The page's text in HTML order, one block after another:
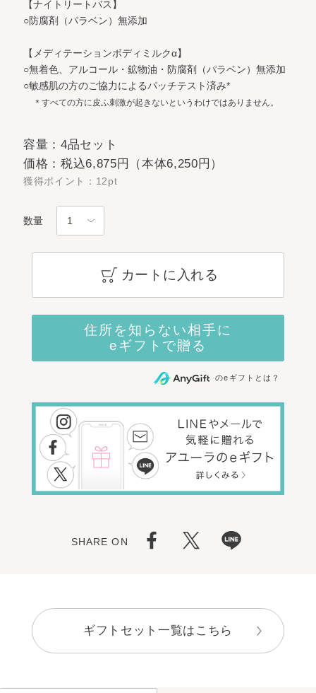
【ナイトリートバス】
○防腐剤（パラベン）無添加
【メディテーションボディミルクα】
○無着色、アルコール・鉱物油・防腐剤（パラベン）無添加
○敏感肌の方のご協力によるパッチテスト済み*
＊すべての方に皮ふ刺激が起きないというわけではありません。
容量：4品セット
価格：税込6,875円（本体6,250円）
獲得ポイント：12pt
数量
カートに入れる
のeギフトとは？
SHARE ON
ギフトセット一覧はこちら